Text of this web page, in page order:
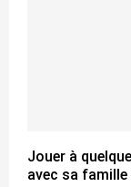
Jouer à
avec sa famille